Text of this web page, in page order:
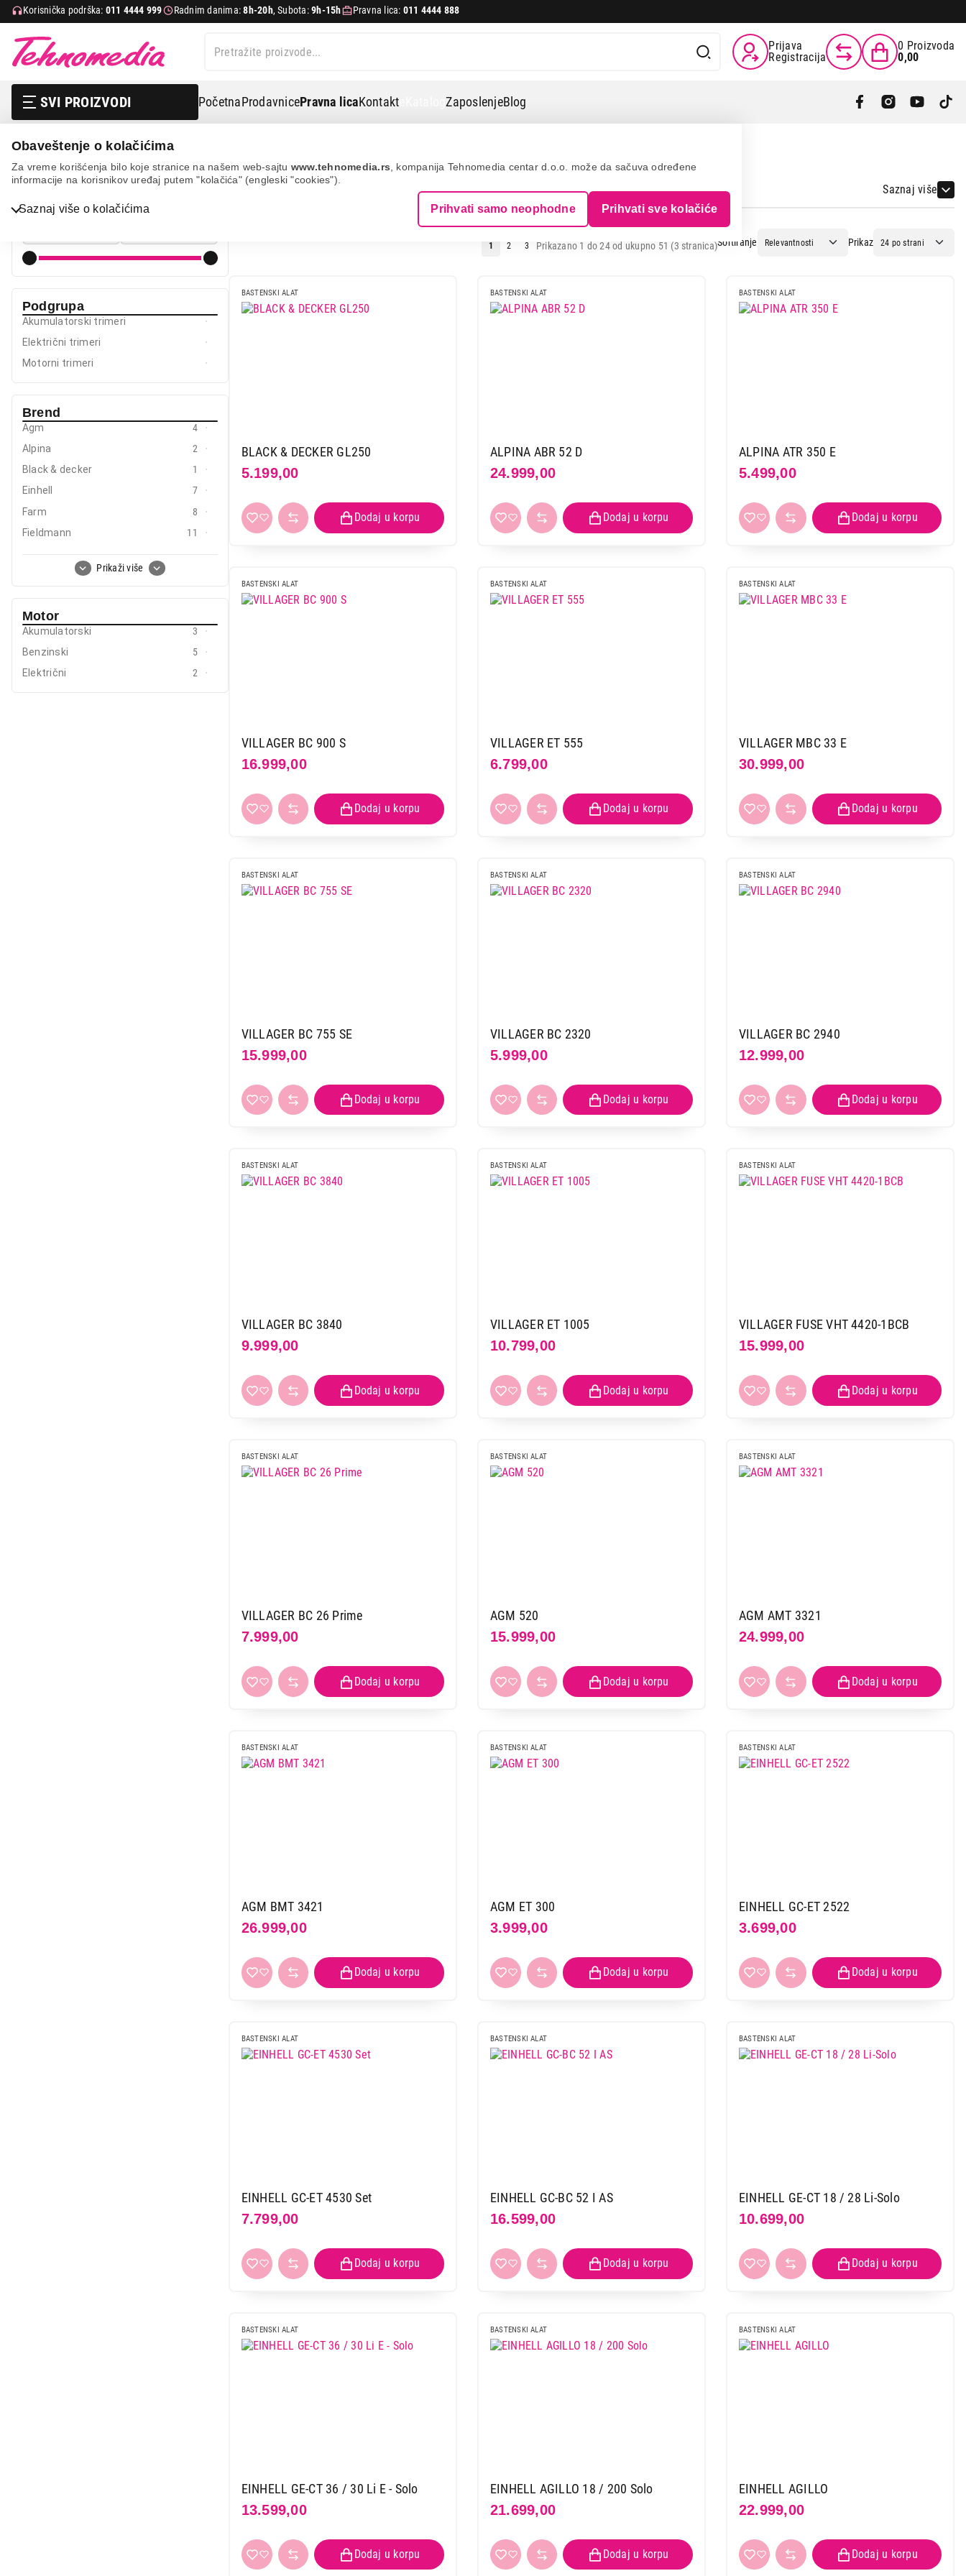
Obaveštenje o kolačićima
Za vreme korišćenja bilo koje stranice na našem web-sajtu www.tehnomedia.rs , kompanija Tehnomedia centar d.o.o. može da sačuva određene
informacije na korisnikov uređaj putem "kolačića" (engleski "cookies").
Saznaj više o kolačićima Prihvati samo neophodne Prihvati sve kolačiće
Korisnička podrška: 011 4444 999 Radnim danima:8h-20h, Subota:9h-15h Pravna lica: 011 4444 888
Prijava
Registracija
0 Proizvoda
0,00
SVI PROIZVODI PočetnaProdavnicePravna licaKontakt eKatalogZaposlenjeBlog
Bela tehnika
TV, audio, video i foto
IT & Gaming
Mali kućni aparati
Mali kuhinjski aparati
Grejanje i hlađenje
Sport i putovanje
Sve za kuću i baštu
Vesa
Sve za kuću i baštu Baštenski alat
Cena od Cena do
Podgrupa
Akumulatorski trimeri
Električni trimeri
Motorni trimeri
Brend
Prikaži više
Agm
4
Alpina
2
Black & decker
1
Einhell
7
Farm
8
Fieldmann
11
Gardena
3
Stiga
2
Villager
Motor
Akumulatorski
3
Benzinski
5
Električni
2
TRIMERI ZA TRAVU Saznaj više
Sortiranje Prikaz
Prikazano 1 do 24 od ukupno 51 (3 stranica)
1 2 3
BASTENSKI ALAT
BLACK & DECKER GL250
5.199,00
BASTENSKI ALAT
ALPINA ABR 52 D
24.999,00
BASTENSKI ALAT
ALPINA ATR 350 E
5.499,00
BASTENSKI ALAT
VILLAGER BC 900 S
16.999,00
BASTENSKI ALAT
VILLAGER ET 555
6.799,00
BASTENSKI ALAT
VILLAGER MBC 33 E
30.999,00
BASTENSKI ALAT
VILLAGER BC 755 SE
15.999,00
BASTENSKI ALAT
VILLAGER BC 2320
5.999,00
BASTENSKI ALAT
VILLAGER BC 2940
12.999,00
BASTENSKI ALAT
VILLAGER BC 3840
9.999,00
BASTENSKI ALAT
VILLAGER ET 1005
10.799,00
BASTENSKI ALAT
VILLAGER FUSE VHT 4420-1BCB
15.999,00
BASTENSKI ALAT
VILLAGER BC 26 Prime
7.999,00
BASTENSKI ALAT
AGM 520
15.999,00
BASTENSKI ALAT
AGM AMT 3321
24.999,00
BASTENSKI ALAT
AGM BMT 3421
26.999,00
BASTENSKI ALAT
AGM ET 300
3.999,00
BASTENSKI ALAT
EINHELL GC-ET 2522
3.699,00
BASTENSKI ALAT
EINHELL GC-ET 4530 Set
7.799,00
BASTENSKI ALAT
EINHELL GC-BC 52 I AS
16.599,00
BASTENSKI ALAT
EINHELL GE-CT 18 / 28 Li-Solo
10.699,00
BASTENSKI ALAT
EINHELL GE-CT 36 / 30 Li E - Solo
13.599,00
BASTENSKI ALAT
EINHELL AGILLO 18 / 200 Solo
21.699,00
BASTENSKI ALAT
EINHELL AGILLO
22.999,00
5.199,00
BLACK & DECKER GL250
Proizvod je dodat u korpu.
Ukupno u korpi:0,00
Nastavi kupovinu